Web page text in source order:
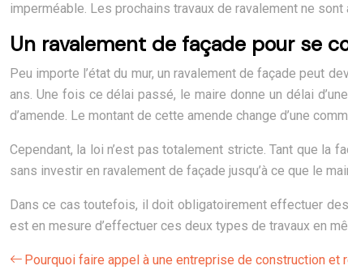
imperméable. Les prochains travaux de ravalement ne sont
Un ravalement de façade pour se
Peu importe l’état du mur, un ravalement de façade peut
ans. Une fois ce délai passé, le maire donne un délai
d’amende. Le montant de cette amende change d’une
Cependant, la loi n’est pas totalement stricte. Tant que la
sans investir en ravalement de façade jusqu’à ce que le
Dans ce cas toutefois, il doit obligatoirement effectuer
est en mesure d’effectuer ces deux types de travaux en
Pourquoi faire appel à une entreprise de construction et